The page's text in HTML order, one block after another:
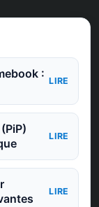
:
LIRE
LIRE
LIRE